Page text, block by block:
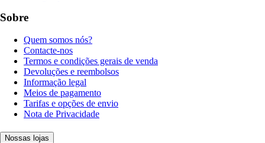
Sobre
Quem somos nós?
Contacte-nos
Termos e condições gerais de venda
Devoluções e reembolsos
Informação legal
Meios de pagamento
Tarifas e opções de envio
Nota de Privacidade
Nossas lojas